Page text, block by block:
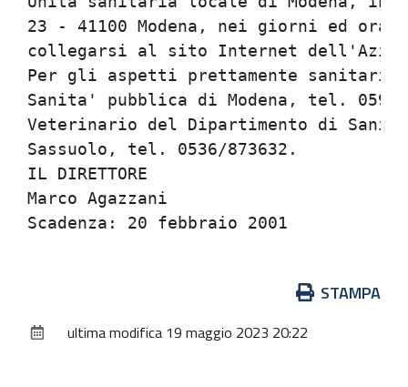
documento
STAMPA
ultima modifica 19 maggio 2023 20:22